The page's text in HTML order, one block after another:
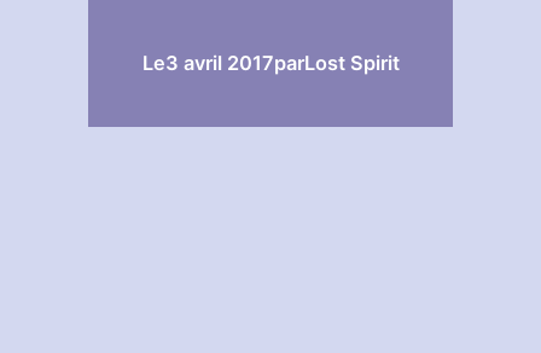
Le3 avril 2017parLost Spirit